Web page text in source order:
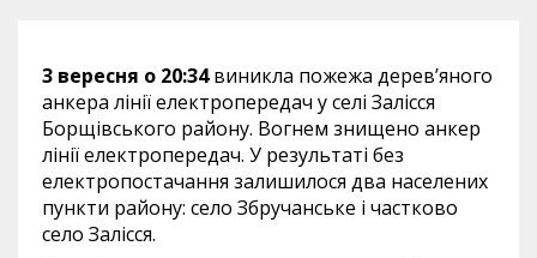
3 вересня о 20:34виникла пожежа дерев’яного
анкера лінії електропередач у селі Залісся
Борщівського району. Вогнем знищено анкер
лінії електропередач. У результаті без
електропостачання залишилося два населених
пункти району: село Збручанське і частково
село Залісся.